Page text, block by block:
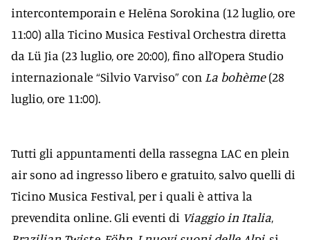
intercontemporain e Helēna Sorokina (12 luglio, ore
11:00) alla Ticino Musica Festival Orchestra diretta
da Lü Jia (23 luglio, ore 20:00), fino all’Opera Studio
internazionale “Silvio Varviso” con La bohème(28
luglio, ore 11:00).
Tutti gli appuntamenti della rassegna LAC en plein
air sono ad ingresso libero e gratuito, salvo quelli di
Ticino Musica Festival, per i quali è attiva la
prevendita online. Gli eventi di Viaggio in Italia,